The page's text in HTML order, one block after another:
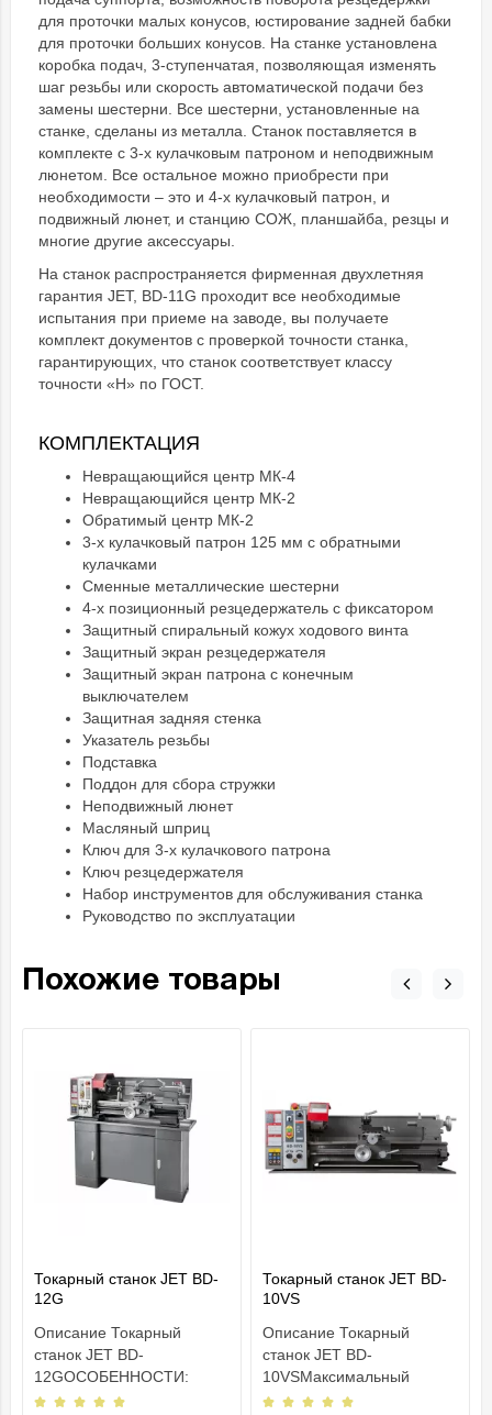
для проточки малых конусов, юстирование задней бабки
для проточки больших конусов. На станке установлена
коробка подач, 3-ступенчатая, позволяющая изменять
шаг резьбы или скорость автоматической подачи без
замены шестерни. Все шестерни, установленные на
станке, сделаны из металла. Станок поставляется в
комплекте с 3-х кулачковым патроном и неподвижным
люнетом. Все остальное можно приобрести при
необходимости – это и 4-х кулачковый патрон, и
подвижный люнет, и станцию СОЖ, планшайба, резцы и
многие другие аксессуары.
На станок распространяется фирменная двухлетняя
гарантия JET, BD-11G проходит все необходимые
испытания при приеме на заводе, вы получаете
комплект документов с проверкой точности станка,
гарантирующих, что станок соответствует классу
точности «Н» по ГОСТ.
КОМПЛЕКТАЦИЯ
Невращающийся центр МК-4
Невращающийся центр МК-2
Обратимый центр МК-2
3-x кулачковый патрон 125 мм с обратными
кулачками
Сменные металлические шестерни
4-х позиционный резцедержатель с фиксатором
Защитный спиральный кожух ходового винта
Защитный экран резцедержателя
Защитный экран патрона с конечным
выключателем
Защитная задняя стенка
Указатель резьбы
Подставка
Поддон для сбора стружки
Неподвижный люнет
Масляный шприц
Ключ для 3-х кулачкового патрона
Ключ резцедержателя
Набор инструментов для обслуживания станка
Руководство по эксплуатации
Похожие товары
Токарный станок JET BD-
12G
Описание Токарный
станок JET BD-
12GОСОБЕННОСТИ:
Предназначен для
Токарный станок JET BD-
10VS
Описание Токарный
станок JET BD-
10VSМаксимальный
диаметр обработки на